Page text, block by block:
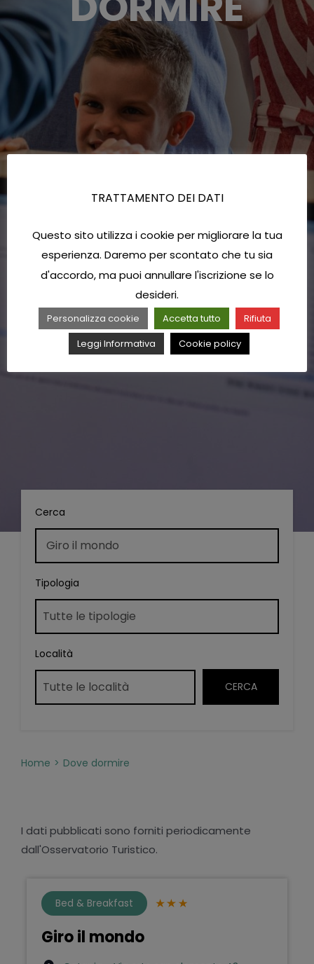
Cerca
Tipologia
Località
Home Dove dormire
I dati pubblicati sono forniti periodicamente
dall'Osservatorio Turistico.
Bed & Breakfast
Giro il mondo
TRATTAMENTO DEI DATI
Questo sito utilizza i cookie per migliorare la tua
esperienza. Daremo per scontato che tu sia
d'accordo, ma puoi annullare l'iscrizione se lo
desideri.
Personalizza cookie Accetta tutto
Rifiuta
Leggi Informativa
Cookie policy